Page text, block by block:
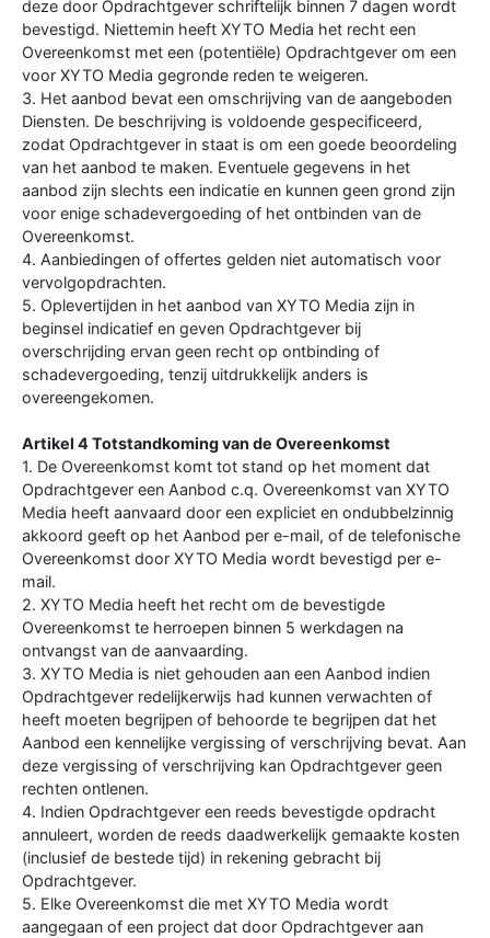
deze door Opdrachtgever schriftelijk binnen 7 dagen wordt
bevestigd. Niettemin heeft XYTO Media het recht een
Overeenkomst met een (potentiële) Opdrachtgever om een
voor XYTO Media gegronde reden te weigeren.
3. Het aanbod bevat een omschrijving van de aangeboden
Diensten. De beschrijving is voldoende gespecificeerd,
zodat Opdrachtgever in staat is om een goede beoordeling
van het aanbod te maken. Eventuele gegevens in het
aanbod zijn slechts een indicatie en kunnen geen grond zijn
voor enige schadevergoeding of het ontbinden van de
Overeenkomst.
4. Aanbiedingen of offertes gelden niet automatisch voor
vervolgopdrachten.
5. Oplevertijden in het aanbod van XYTO Media zijn in
beginsel indicatief en geven Opdrachtgever bij
overschrijding ervan geen recht op ontbinding of
schadevergoeding, tenzij uitdrukkelijk anders is
overeengekomen.
Artikel 4 Totstandkoming van de Overeenkomst
1. De Overeenkomst komt tot stand op het moment dat
Opdrachtgever een Aanbod c.q. Overeenkomst van XYTO
Media heeft aanvaard door een expliciet en ondubbelzinnig
akkoord geeft op het Aanbod per e-mail, of de telefonische
Overeenkomst door XYTO Media wordt bevestigd per e-
mail.
2. XYTO Media heeft het recht om de bevestigde
Overeenkomst te herroepen binnen 5 werkdagen na
ontvangst van de aanvaarding.
3. XYTO Media is niet gehouden aan een Aanbod indien
Opdrachtgever redelijkerwijs had kunnen verwachten of
heeft moeten begrijpen of behoorde te begrijpen dat het
Aanbod een kennelijke vergissing of verschrijving bevat. Aan
deze vergissing of verschrijving kan Opdrachtgever geen
rechten ontlenen.
4. Indien Opdrachtgever een reeds bevestigde opdracht
annuleert, worden de reeds daadwerkelijk gemaakte kosten
(inclusief de bestede tijd) in rekening gebracht bij
Opdrachtgever.
5. Elke Overeenkomst die met XYTO Media wordt
aangegaan of een project dat door Opdrachtgever aan